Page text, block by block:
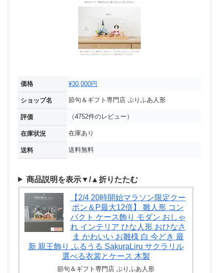
価格 ¥30,000円
ショップ名 節句＆ギフト専門店 ぷりふあ人形
評価 （4752件のレビュー）
在庫状況 在庫あり
送料 送料無料
商品説明を表示▼/▲折りたたむ
【2/4 20時開始マラソン限定クー
ポン＆P最大12倍】 雛人形 コン
パクト ケース飾り モダン おしゃ
れ インテリア ひな人形 おひなさ
ま かわいい お雛様 白 今どき 最
新 親王飾り ふるうる SakuraLiru サクラリル
選べる衣裳とケース 木製
節句＆ギフト専門店 ぷりふあ人形